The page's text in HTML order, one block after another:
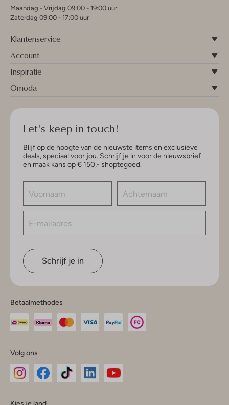
Maandag - Vrijdag 09:00 - 19:00 uur
Zaterdag 09:00 - 17:00 uur
Klantenservice
Account
Inspiratie
Omoda
Let's keep in touch!
Blijf op de hoogte van de nieuwste items en exclusieve
deals, speciaal voor jou. Schrijf je in voor de nieuwsbrief
en maak kans op € 150,- shoptegoed.
Schrijf je in
Betaalmethodes
Volg ons